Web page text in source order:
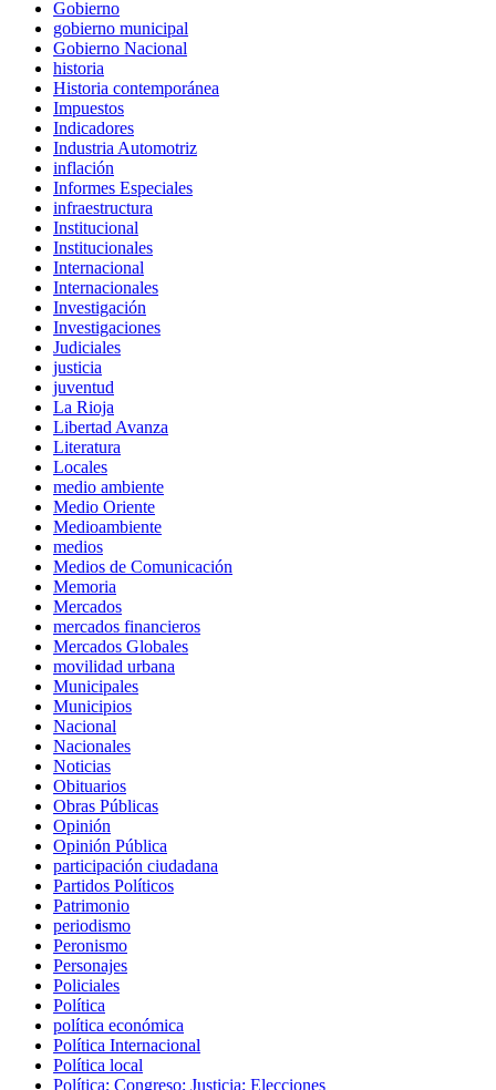
Gobierno
gobierno municipal
Gobierno Nacional
historia
Historia contemporánea
Impuestos
Indicadores
Industria Automotriz
inflación
Informes Especiales
infraestructura
Institucional
Institucionales
Internacional
Internacionales
Investigación
Investigaciones
Judiciales
justicia
juventud
La Rioja
Libertad Avanza
Literatura
Locales
medio ambiente
Medio Oriente
Medioambiente
medios
Medios de Comunicación
Memoria
Mercados
mercados financieros
Mercados Globales
movilidad urbana
Municipales
Municipios
Nacional
Nacionales
Noticias
Obituarios
Obras Públicas
Opinión
Opinión Pública
participación ciudadana
Partidos Políticos
Patrimonio
periodismo
Peronismo
Personajes
Policiales
Política
política económica
Política Internacional
Política local
Política; Congreso; Justicia; Elecciones